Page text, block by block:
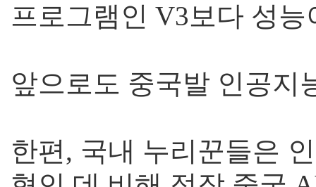
프로그램인 V3보다 성
앞으로도 중국발 인공지
한편, 국내 누리꾼들은